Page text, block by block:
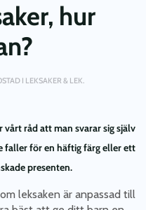
hur
I LEKSAKER & LEK.
vårt råd att man svarar sig själv
faller för en häftig färg eller ett
presenten.
leksaken är anpassad till